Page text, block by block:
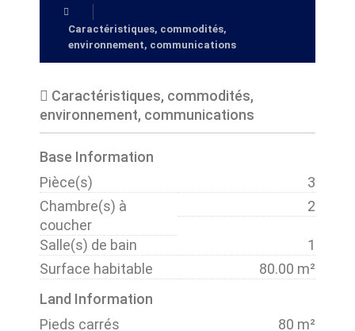
Caractéristiques, commodités,
environnement, communications
Caractéristiques, commodités,
environnement, communications
Base Information
Pièce(s)
3
Chambre(s) à
coucher
2
Salle(s) de bain
1
Surface habitable
80.00 m²
Land Information
Pieds carrés
80 m²